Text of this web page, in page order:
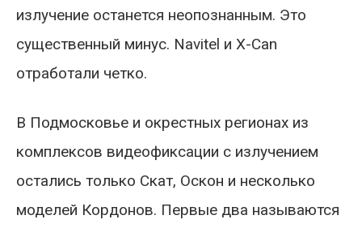
излучение останется неопознанным. Это
существенный минус. Navitel и X-Can
отработали четко.
В Подмосковье и окрестных регионах из
комплексов видеофиксации с излучением
остались только Скат, Оскон и несколько
моделей Кордонов. Первые два называются